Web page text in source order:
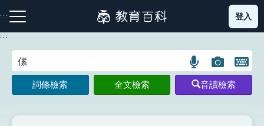
到
主
:::
注音索引圖示 筆畫索引圖示 部首索引表圖示
登入
:::
語
言
搜
圖
片
搜
開
鍵
圖
詞條檢索 全文檢索 音讀檢索